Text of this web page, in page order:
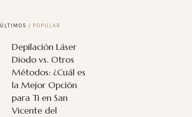
ÚLTIMOS POPULAR
Depilación Láser
Diodo vs. Otros
Métodos: ¿Cuál es
la Mejor Opción
para Ti en San
Vicente del